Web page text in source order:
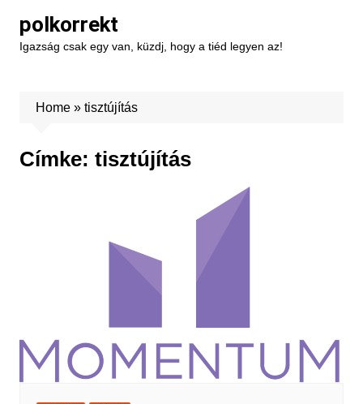
content
polkorrekt
Igazság csak egy van, küzdj, hogy a tiéd legyen az!
Home» tisztújítás
Címke: tisztújítás